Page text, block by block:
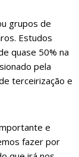
grupos de
Estudos
quase 50% na
pela
terceirização e
e
fazer por